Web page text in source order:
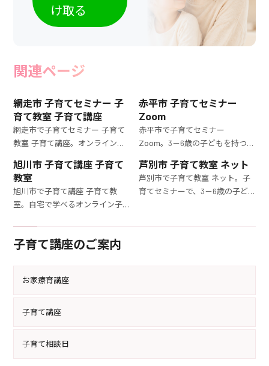
け取る
関連ページ
網走市 子育てセミナー 子
育て教室 子育て講座
網走市で子育てセミナー 子育て
教室 子育て講座。オンラインで
の子どもを持つママが直面する
育児の課題を解決するための実
践的な内容を提供します。
赤平市 子育てセミナー
Zoom
赤平市で子育てセミナー
Zoom。3－6歳の子どもを持つマ
で、日常の育児に役立つ具体的な
アドバイスを自宅で学べます。
旭川市 子育て講座 子育て
教室
旭川市で子育て講座 子育て教
室。自宅で学べるオンライン子
児の悩みを解消する方法を提供
芦別市 子育て教室 ネット
芦別市で子育て教室 ネット。子
育てセミナーで、3－6歳の子ど
子育て講座のご案内
お家療育講座
子育て講座
子育て相談日